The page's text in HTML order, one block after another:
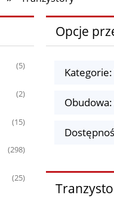
(5)
(2)
(15)
(298)
(25)
Opcje